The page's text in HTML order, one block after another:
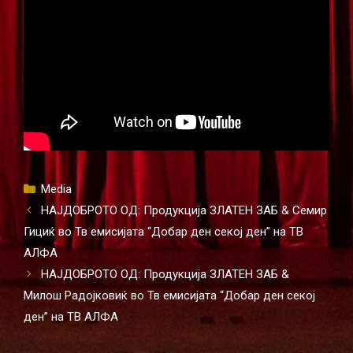
Categories
Media
НАЈДОБРОТО ОД: Продукција ЗЛАТЕН ЗАБ & Семир
Гициќ во Тв емисијата “Добар ден секој ден” на ТВ
АЛФА
НАЈДОБРОТО ОД: Продукција ЗЛАТЕН ЗАБ &
Милош Радојковиќ во Тв емисијата “Добар ден секој
ден” на ТВ АЛФА